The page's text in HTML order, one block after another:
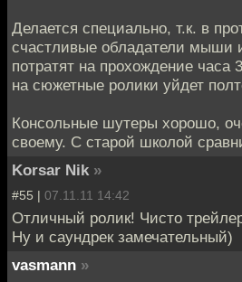
Делается специально, т.к. в
счастливые обладатели мыши
потратят на прохождение
на сюжетные ролики уйдет
Консольные шутеры хорошо,
своему. С старой школой
Korsar Nik »
#55 | 07.11.11 14:42
Отличный ролик! Чисто
Ну и саундрек замечательный)
vasmann »